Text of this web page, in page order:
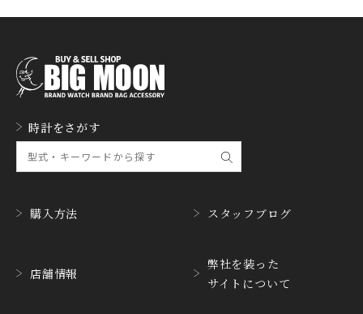
FRANCK MULLER NT
GERALD GENTA
ジェラルド・ジェンタ
GLASHUTTE ORIGINA
L
グラスヒュッテ・オリジ
ナル
グッチ
HARRY WINSTON
時計をさがす
購入方法
店舗情報
スタッフブログ
弊社を装った
サイトについて